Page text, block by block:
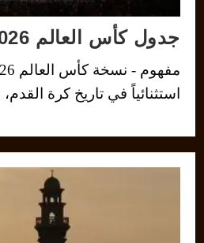
جدول كأس العالم 2026 بالكامل
استثنائياً في تاريخ كرة